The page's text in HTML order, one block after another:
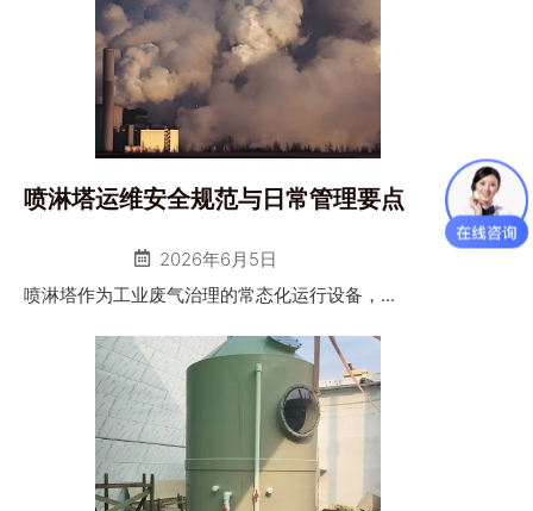
喷淋塔运维安全规范与日常管理要点
2026年6月5日
喷淋塔作为工业废气治理的常态化运行设备，...